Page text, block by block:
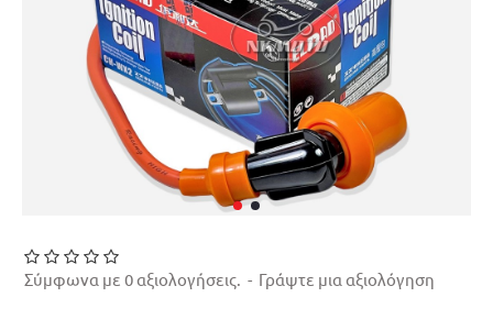
Σύμφωνα με 0 αξιολογήσεις. - Γράψτε μια αξιολόγηση